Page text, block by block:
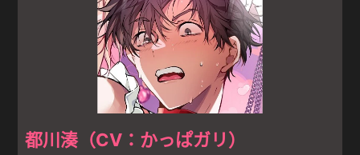
都川湊（CV：かっぱガリ）